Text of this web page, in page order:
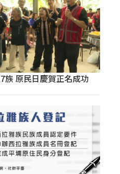
族 原民日慶賀正名成功